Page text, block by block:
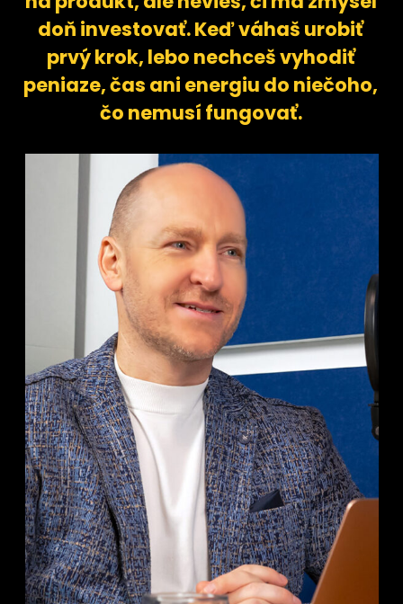
doň investovať. Keď váhaš urobiť
prvý krok, lebo nechceš vyhodiť
peniaze, čas ani energiu do niečoho,
čo nemusí fungovať.